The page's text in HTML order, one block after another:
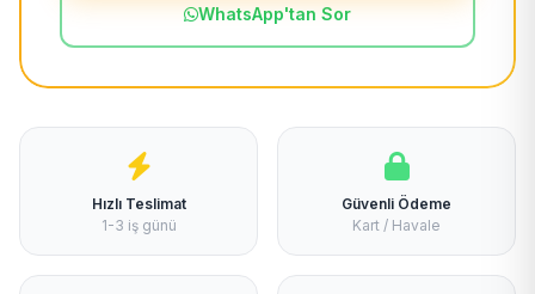
WhatsApp'tan Sor
Hızlı Teslimat
1-3 iş günü
Güvenli Ödeme
Kart / Havale